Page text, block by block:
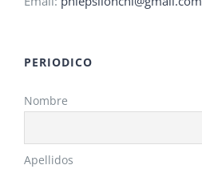
PERIODICO
Nombre
Apellidos